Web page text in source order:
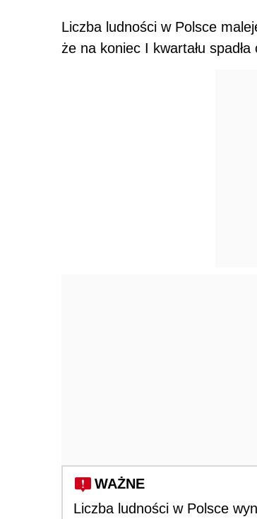
Liczba ludności w Polsce
że na koniec I kwartału
WAŻNE
Liczba ludności w Polsce